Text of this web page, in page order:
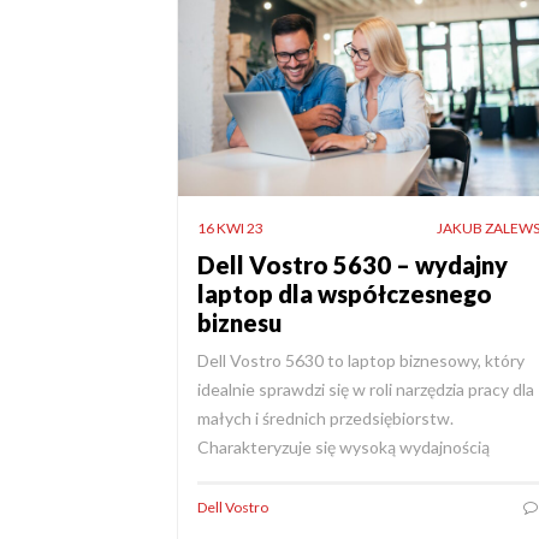
16 KWI 23 JAKUB
Dell Vostro 5630 – wydajny
laptop dla współczesnego
biznesu
Dell Vostro 5630 to laptop biznesowy, który
idealnie sprawdzi się w roli narzędzia pracy dla
małych i średnich przedsiębiorstw.
Charakteryzuje się wysoką wydajnością
Dell Vostro